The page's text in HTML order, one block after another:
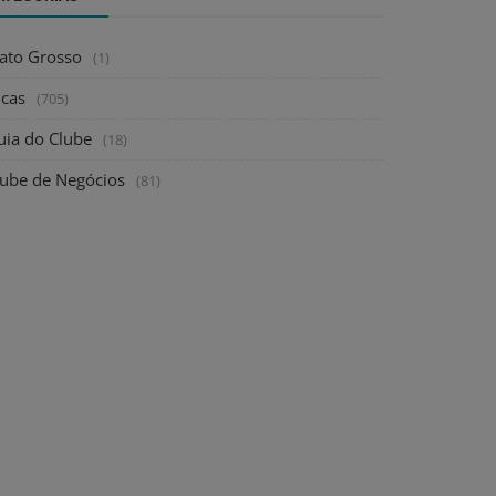
Grosso (1)
(705)
do Clube (18)
de Negócios (81)